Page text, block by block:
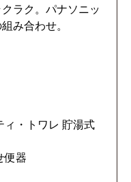
ラク。パナソニッ
み合わせ。
ィ・トワレ 貯湯式
便器